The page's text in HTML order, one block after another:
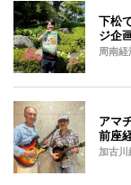
下松
ジ企
周南
アマ
前座
加古川